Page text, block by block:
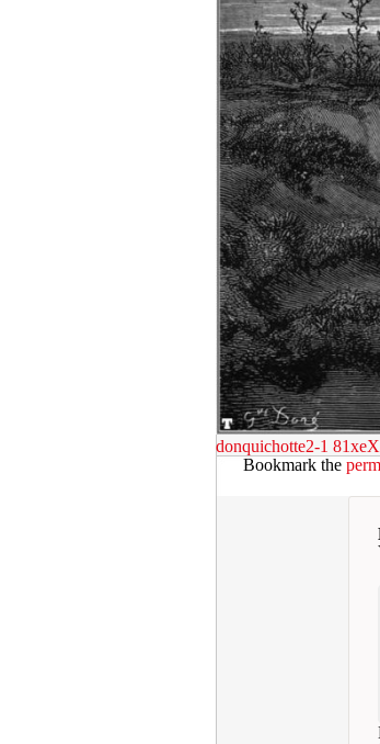
donquichotte2-1
Bookmark the